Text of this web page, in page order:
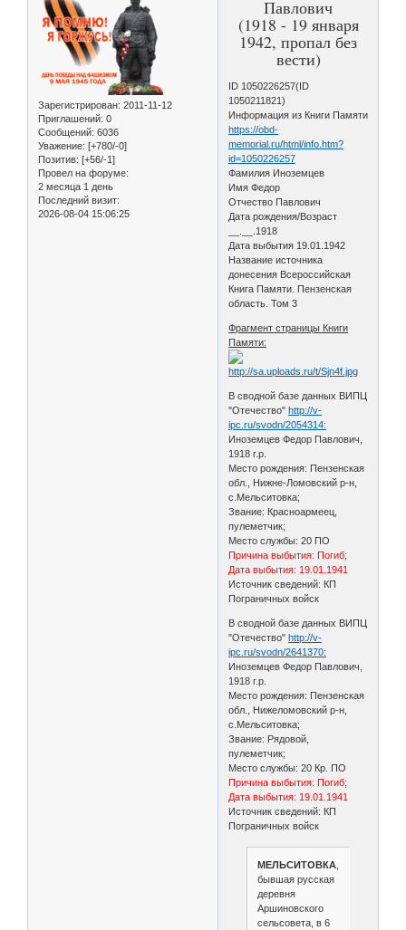
Зарегистрирован: 2011-11-12
Приглашений: 0
Сообщений: 6036
Уважение: [+780/-0]
Позитив: [+56/-1]
Провел на форуме:
2 месяца 1 день
Последний визит:
2026-08-04 15:06:25
Павлович
(1918 - 19 января
1942, пропал без
вести)
ID 1050226257(ID
1050211821)
Информация из Книги Памяти
https://obd-
memorial.ru/html/info.htm?
id=1050226257
Фамилия Иноземцев
Имя Федор
Отчество Павлович
Дата рождения/Возраст
__.__.1918
Дата выбытия 19.01.1942
Название источника
донесения Всероссийская
Книга Памяти. Пензенская
область. Том 3
Фрагмент страницы Книги
Памяти:
В сводной базе данных ВИПЦ
"Отечество"http://v-
ipc.ru/svodn/2054314:
Иноземцев Федор Павлович,
1918 г.р.
Место рождения: Пензенская
обл., Нижне-Ломовский р-н,
с.Мельситовка;
Звание: Красноармеец,
пулеметчик;
Место службы: 20 ПО
Причина выбытия: Погиб;
Дата выбытия: 19.01.1941
Источник сведений: КП
Пограничных войск
В сводной базе данных ВИПЦ
"Отечество"http://v-
ipc.ru/svodn/2641370:
Иноземцев Федор Павлович,
1918 г.р.
Место рождения: Пензенская
обл., Нижеломовский р-н,
с.Мельситовка;
Звание: Рядовой,
пулеметчик;
Место службы: 20 Кр. ПО
Причина выбытия: Погиб;
Дата выбытия: 19.01.1941
Источник сведений: КП
Пограничных войск
МЕЛЬСИТОВКА,
бывшая русская
деревня
Аршиновского
сельсовета, в 6